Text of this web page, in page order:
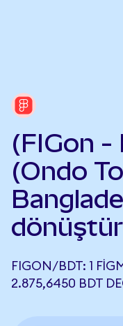
(FIGon -
(Ondo
dönüştür
FIGON/BDT: 1
2.875,6450 BDT